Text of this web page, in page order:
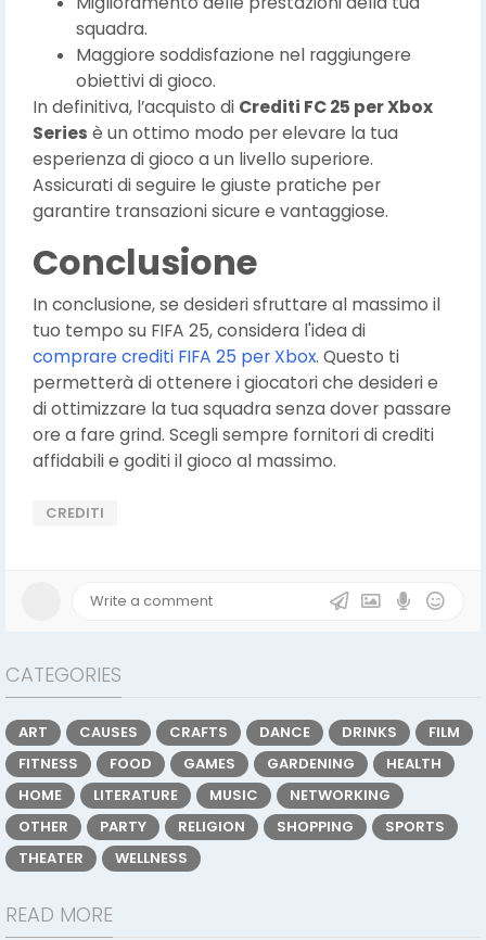
squadra.
Maggiore soddisfazione nel raggiungere
obiettivi di gioco.
In definitiva, l’acquisto di Crediti FC 25 per Xbox
Series è un ottimo modo per elevare la tua
esperienza di gioco a un livello superiore.
Assicurati di seguire le giuste pratiche per
garantire transazioni sicure e vantaggiose.
Conclusione
In conclusione, se desideri sfruttare al massimo il
tuo tempo su FIFA 25, considera l'idea di
comprare crediti FIFA 25 per Xbox. Questo ti
permetterà di ottenere i giocatori che desideri e
di ottimizzare la tua squadra senza dover passare
ore a fare grind. Scegli sempre fornitori di crediti
affidabili e goditi il gioco al massimo.
CREDITI
CATEGORIES
ART CAUSES CRAFTS DANCE DRINKS
FILM
FITNESS
FOOD GAMES GARDENING
HEALTH
HOME
LITERATURE MUSIC
NETWORKING
OTHER
PARTY RELIGION SHOPPING
SPORTS
THEATER
WELLNESS
READ MORE